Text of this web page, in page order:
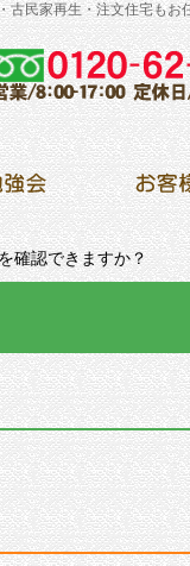
古民家再生・注文住宅もお
確認できますか？